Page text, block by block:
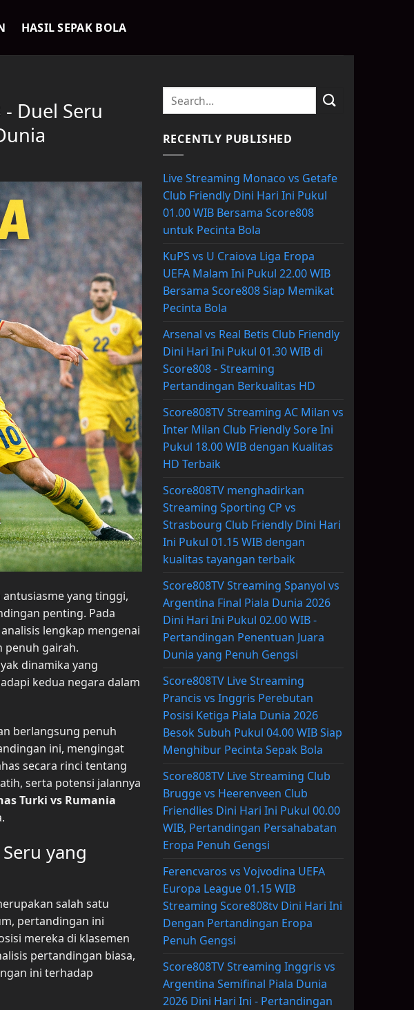
HASIL SEPAK BOLA
Duel Seru
yang tinggi,
penting. Pada
lengkap mengenai
penuh gairah.
dinamika yang
kedua negara dalam
berlangsung penuh
ini, mengingat
secara rinci tentang
serta potensi jalannya
Turki vs Rumania
yang
salah satu
pertandingan ini
mereka di klasemen
pertandingan biasa,
ini terhadap
RECENTLY PUBLISHED
Live Streaming Monaco vs Getafe
Club Friendly Dini Hari Ini Pukul
01.00 WIB Bersama Score808
untuk Pecinta Bola
KuPS vs U Craiova Liga Eropa
UEFA Malam Ini Pukul 22.00 WIB
Bersama Score808 Siap Memikat
Pecinta Bola
Arsenal vs Real Betis Club Friendly
Dini Hari Ini Pukul 01.30 WIB di
Score808 - Streaming
Pertandingan Berkualitas HD
Score808TV Streaming AC Milan vs
Inter Milan Club Friendly Sore Ini
Pukul 18.00 WIB dengan Kualitas
HD Terbaik
Score808TV menghadirkan
Streaming Sporting CP vs
Strasbourg Club Friendly Dini Hari
Ini Pukul 01.15 WIB dengan
kualitas tayangan terbaik
Score808TV Streaming Spanyol vs
Argentina Final Piala Dunia 2026
Dini Hari Ini Pukul 02.00 WIB -
Pertandingan Penentuan Juara
Dunia yang Penuh Gengsi
Score808TV Live Streaming
Prancis vs Inggris Perebutan
Posisi Ketiga Piala Dunia 2026
Besok Subuh Pukul 04.00 WIB Siap
Menghibur Pecinta Sepak Bola
Score808TV Live Streaming Club
Brugge vs Heerenveen Club
Friendlies Dini Hari Ini Pukul 00.00
WIB, Pertandingan Persahabatan
Eropa Penuh Gengsi
Ferencvaros vs Vojvodina UEFA
Europa League 01.15 WIB
Streaming Score808tv Dini Hari Ini
Dengan Pertandingan Eropa
Penuh Gengsi
Score808TV Streaming Inggris vs
Argentina Semifinal Piala Dunia
2026 Dini Hari Ini - Pertandingan